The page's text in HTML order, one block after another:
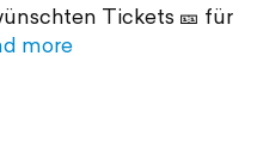
Tickets 🎫 für
more